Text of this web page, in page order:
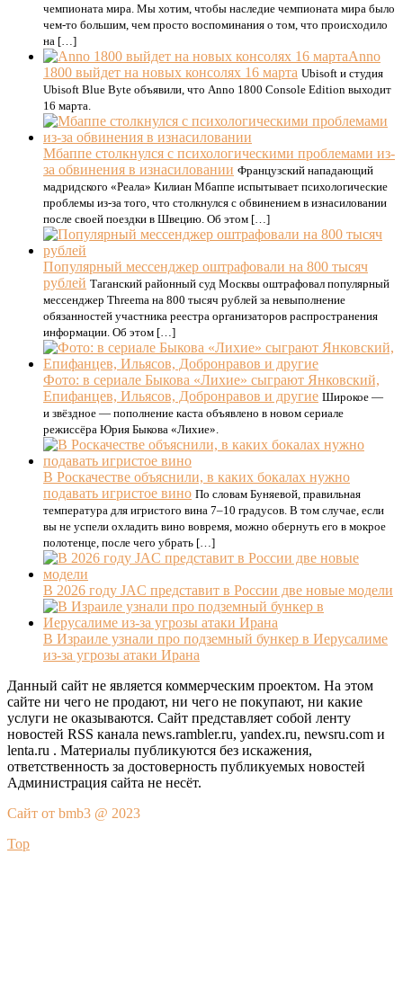
чемпионата мира. Мы хотим, чтобы наследие чемпионата мира было
чем-то большим, чем просто воспоминания о том, что происходило
на […]
Anno
1800 выйдет на новых консолях 16 марта Ubisoft и студия
Ubisoft Blue Byte объявили, что Anno 1800 Console Edition выходит
16 марта.
Мбаппе столкнулся с психологическими проблемами из-
за обвинения в изнасиловании Французский нападающий
мадридского «Реала» Килиан Мбаппе испытывает психологические
проблемы из-за того, что столкнулся с обвинением в изнасиловании
после своей поездки в Швецию. Об этом […]
Популярный мессенджер оштрафовали на 800 тысяч
рублей Таганский районный суд Москвы оштрафовал популярный
мессенджер Threema на 800 тысяч рублей за невыполнение
обязанностей участника реестра организаторов распространения
информации. Об этом […]
Фото: в сериале Быкова «Лихие» сыграют Янковский,
Епифанцев, Ильясов, Добронравов и другие Широкое —
и звёздное — пополнение каста объявлено в новом сериале
режиссёра Юрия Быкова «Лихие».
В Роскачестве объяснили, в каких бокалах нужно
подавать игристое вино По словам Буняевой, правильная
температура для игристого вина 7–10 градусов. В том случае, если
вы не успели охладить вино вовремя, можно обернуть его в мокрое
полотенце, после чего убрать […]
В 2026 году JAC представит в России две новые модели
В Израиле узнали про подземный бункер в Иерусалиме
из-за угрозы атаки Ирана
Данный сайт не является коммерческим проектом. На этом
сайте ни чего не продают, ни чего не покупают, ни какие
услуги не оказываются. Сайт представляет собой ленту
новостей RSS канала news.rambler.ru, yandex.ru, newsru.com и
lenta.ru . Материалы публикуются без искажения,
ответственность за достоверность публикуемых новостей
Администрация сайта не несёт.
Сайт от bmb3 @ 2023
Top